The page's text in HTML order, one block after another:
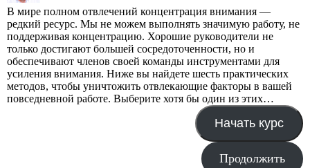
В мире полном отвлечений концентрация внимания —
редкий ресурс. Мы не можем выполнять значимую работу, не
поддерживая концентрацию. Хорошие руководители не
только достигают большей сосредоточенности, но и
обеспечивают членов своей команды инструментами для
усиления внимания. Ниже вы найдете шесть практических
методов, чтобы уничтожить отвлекающие факторы в вашей
повседневной работе. Выберите хотя бы один из этих…
Начать курс
Продолжить